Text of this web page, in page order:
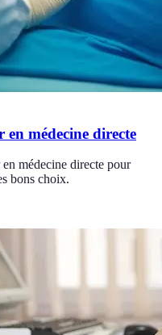
en médecine directe
médecine directe pour
bons choix.